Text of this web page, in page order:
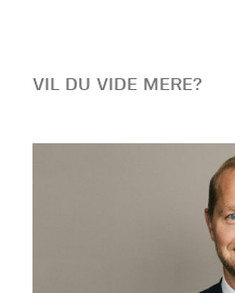
VIL DU VIDE MERE?